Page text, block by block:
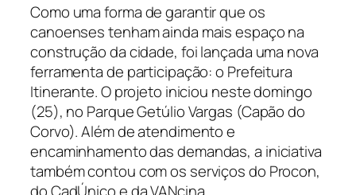
Como uma forma de garantir que os
canoenses tenham ainda mais espaço na
construção da cidade, foi lançada uma nova
ferramenta de participação: o Prefeitura
Itinerante. O projeto iniciou neste domingo
(25), no Parque Getúlio Vargas (Capão do
Corvo). Além de atendimento e
encaminhamento das demandas, a iniciativa
também contou com os serviços do Procon,
do CadÚnico e da VANcina.